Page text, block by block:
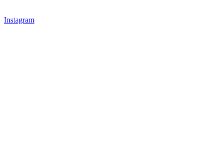
Instagram